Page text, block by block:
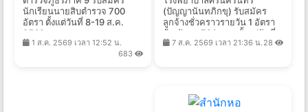
นักเรียนนายสิบตำรวจ 700
อัตรา ตั้งแต่วันที่ 8-19 ส.ค.
2569
1 ส.ค. 2569 เวลา 12:52 น.
683
(ปัญญานันทภิกขุ) รับสมัคร
ลูกจ้างชั่วคราวรายวัน 1 อัตรา
จ้างวันละ 720 บาท ตั้งแต่วันที่
7-18 ส.ค. 2569
7 ส.ค. 2569 เวลา 21:36 น. 28